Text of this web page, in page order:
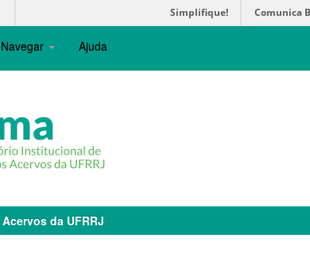
Simplifique! Comunica
Navegar Ajuda
da UFRRJ